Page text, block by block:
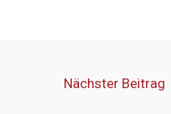
Nächster Beitrag